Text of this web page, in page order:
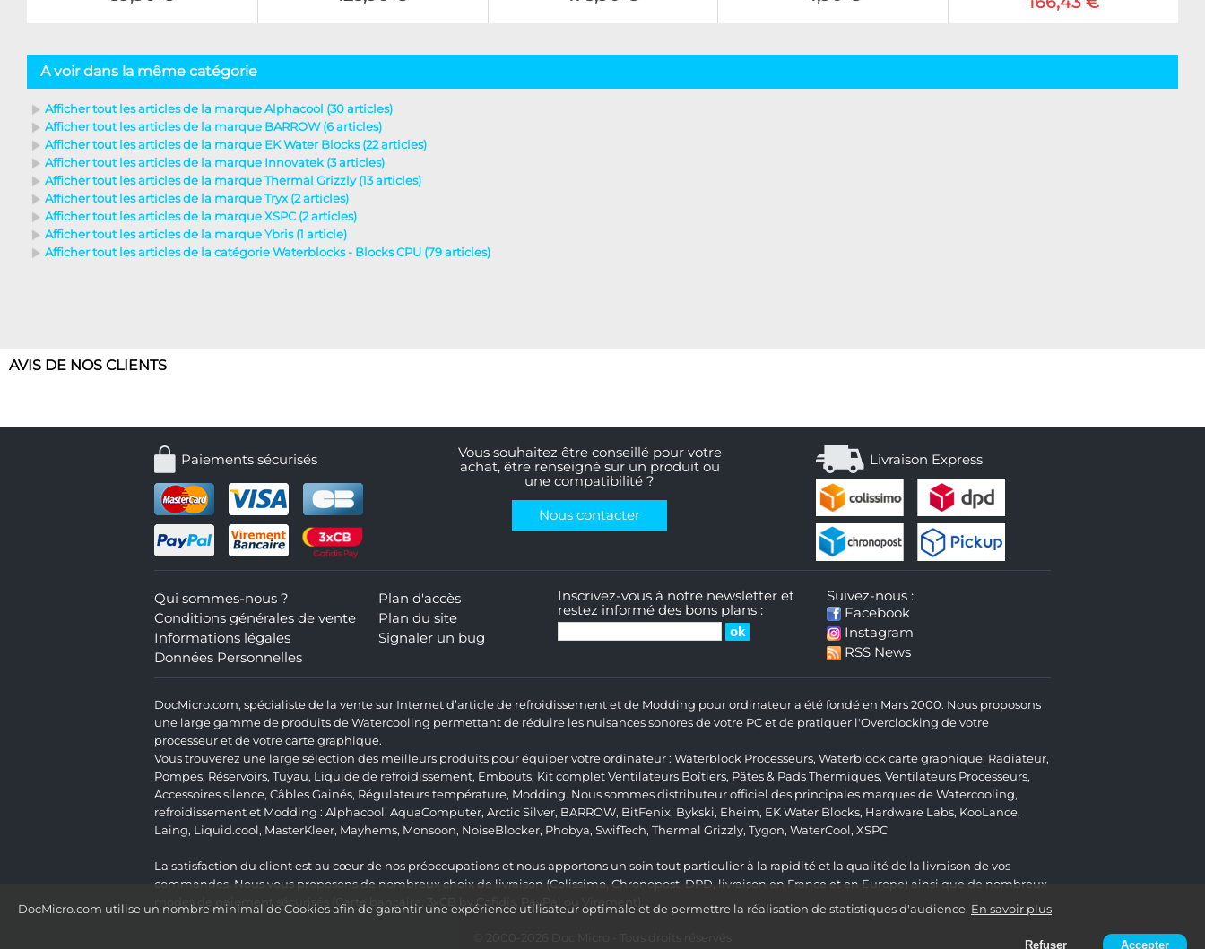
DocMicro.com utilise un nombre minimal de Cookies afin de garantir une expérience utilisateur optimale et de permettre la réalisation de statistiques d'audience. En savoir plus
Refuser Accepter
A voir dans la même catégorie
Afficher tout les articles de la marque Alphacool (30 articles)
Afficher tout les articles de la marque BARROW (6 articles)
Afficher tout les articles de la marque EK Water Blocks (22 articles)
Afficher tout les articles de la marque Innovatek (3 articles)
Afficher tout les articles de la marque Thermal Grizzly (13 articles)
Afficher tout les articles de la marque Tryx (2 articles)
Afficher tout les articles de la marque XSPC (2 articles)
Afficher tout les articles de la marque Ybris (1 article)
Afficher tout les articles de la catégorie Waterblocks - Blocks CPU (79 articles)
AVIS DE NOS CLIENTS
Paiements sécurisés
Vous souhaitez être conseillé pour votre
achat, être renseigné sur un produit ou
une compatibilité ?
Nous contacter
Livraison Express
Qui sommes-nous ?
Conditions générales de vente
Informations légales
Données Personnelles
Plan d'accès
Plan du site
Signaler un bug
Inscrivez-vous à notre newsletter et
restez informé des bons plans :
Suivez-nous :
Facebook
Instagram
RSS News
DocMicro.com, spécialiste de la vente sur Internet d’article de refroidissement et de Modding pour ordinateur a été fondé en Mars 2000. Nous proposons
une large gamme de produits de Watercooling permettant de réduire les nuisances sonores de votre PC et de pratiquer l'Overclocking de votre
processeur et de votre carte graphique.
Vous trouverez une large sélection des meilleurs produits pour équiper votre ordinateur : Waterblock Processeurs, Waterblock carte graphique, Radiateur,
Pompes, Réservoirs, Tuyau, Liquide de refroidissement, Embouts, Kit complet Ventilateurs Boîtiers, Pâtes & Pads Thermiques, Ventilateurs Processeurs,
Accessoires silence, Câbles Gainés, Régulateurs température, Modding. Nous sommes distributeur officiel des principales marques de Watercooling,
refroidissement et Modding : Alphacool, AquaComputer, Arctic Silver, BARROW, BitFenix, Bykski, Eheim, EK Water Blocks, Hardware Labs, KooLance,
Laing, Liquid.cool, MasterKleer, Mayhems, Monsoon, NoiseBlocker, Phobya, SwifTech, Thermal Grizzly, Tygon, WaterCool, XSPC
La satisfaction du client est au cœur de nos préoccupations et nous apportons un soin tout particulier à la rapidité et la qualité de la livraison de vos
commandes. Nous vous proposons de nombreux choix de livraison (Colissimo, Chronopost, DPD, livraison en France et en Europe) ainsi que de nombreux
modes de paiement sécurisés (Carte bancaire, 3xCB by Cofidis, PayPal ou Virement).